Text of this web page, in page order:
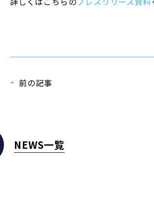
前の記事
NEWS一覧